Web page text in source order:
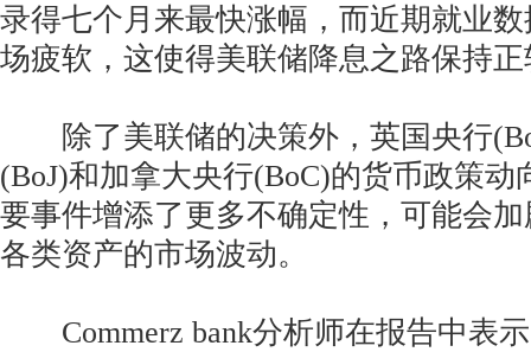
录得七个月来最快涨幅，而近期就业
场疲软，这使得美联储降息之路保持
除了美联储的决策外，英国央行
(BoJ)和加拿大央行(BoC)的货币政策动
要事件增添了更多不确定性，可能会
各类资产的市场波动。
Commerz bank分析师在报告中表